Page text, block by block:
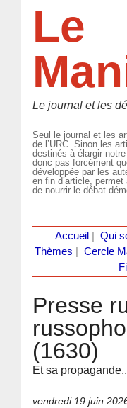
Le
Le journal et les
Seul le journal et les
de l’URC. Sinon les
destinés à élargir
donc pas forcément
développée par les
en fin d’article,
de nourrir le débat
Accueil Qui
Thèmes
Cercle
Presse
(1630)
Et sa
vendredi 19 juin